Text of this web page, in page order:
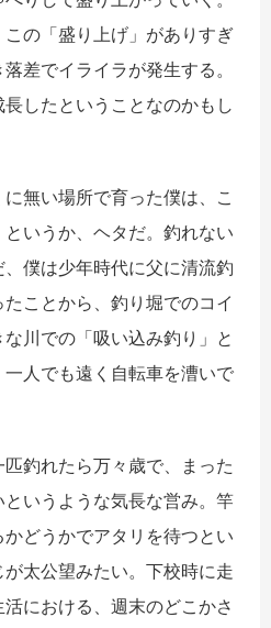
の「盛り上げ」がありすぎ
差でイライラが発生する。
したということなのかもし
無い場所で育った僕は、こ
いうか、ヘタだ。釣れない
僕は少年時代に父に清流釣
ことから、釣り堀でのコイ
川での「吸い込み釣り」と
人でも遠く自転車を漕いで
釣れたら万々歳で、まった
いうような気長な営み。竿
どうかでアタリを待つとい
太公望みたい。下校時に走
における、週末のどこかさ